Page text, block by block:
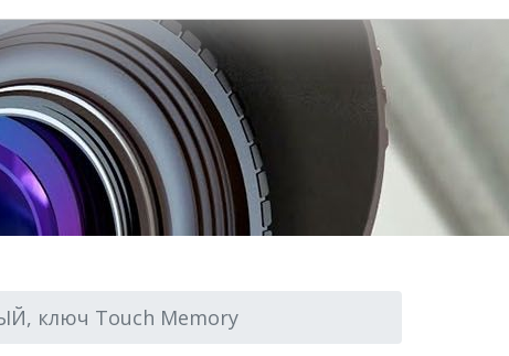
ключ Touch Memory